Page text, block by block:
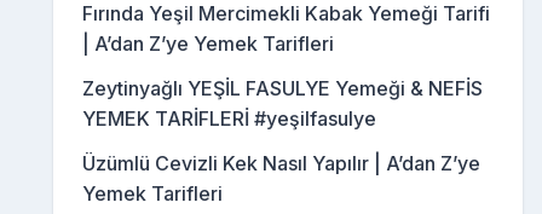
Fırında Yeşil Mercimekli Kabak Yemeği Tarifi
| A’dan Z’ye Yemek Tarifleri
Zeytinyağlı YEŞİL FASULYE Yemeği & NEFİS
YEMEK TARİFLERİ #yeşilfasulye
Üzümlü Cevizli Kek Nasıl Yapılır | A’dan Z’ye
Yemek Tarifleri